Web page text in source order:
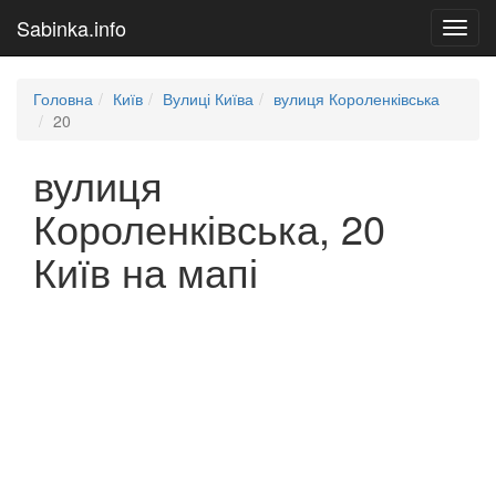
Sabinka.info
Головна Київ Вулиці Київа
вулиця Короленківська
20
вулиця
Короленківська, 20
Київ на мапі